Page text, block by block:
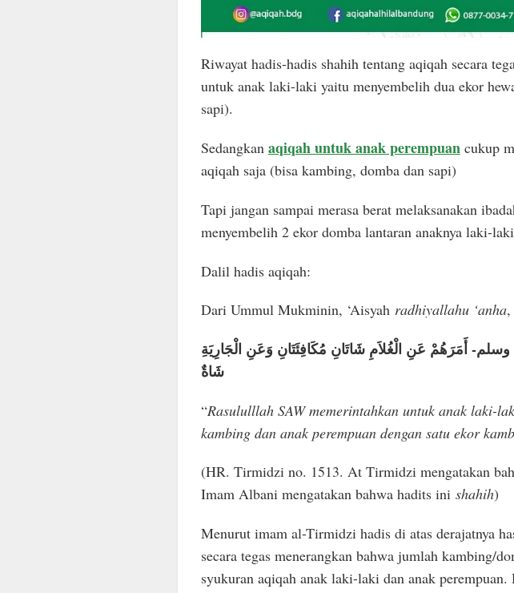
Riwayat hadis-hadis shahih tentang aqiqah secara
untuk anak laki-laki yaitu menyembelih dua ekor
sapi).
Sedangkan aqiqah untuk anak perempuancukup
aqiqah saja (bisa kambing, domba dan sapi)
Tapi jangan sampai merasa berat melaksanakan
menyembelih 2 ekor domba lantaran anaknya laki-
Dalil hadis aqiqah:
Dari Ummul Mukminin, ‘Aisyah radhiyallahu ‘anha,
أَمَرَهُمْ عَنِ الْغُلاَمِ شَاتَانِ مُكَافِئَتَانِ وَعَنِ الْجَارِيَةِ
شَاةٌ
“Rasululllah SAW memerintahkan untuk anak laki-
kambing dan anak perempuan dengan satu ekor
(HR. Tirmidzi no. 1513. At Tirmidzi mengatakan
Imam Albani mengatakan bahwa hadits ini shahih)
Menurut imam al-Tirmidzi hadis di atas derajatnya
secara tegas menerangkan bahwa jumlah kambing/
syukuran aqiqah anak laki-laki dan anak